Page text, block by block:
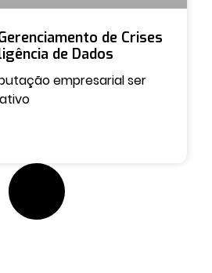
de Crises
de Dados
empresarial ser